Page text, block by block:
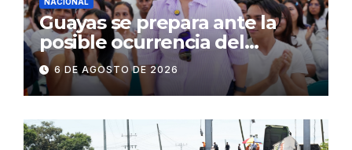
Guayas se prepara ante la
posible ocurrencia del
fenómeno de El Niño:
Gobierno Nacional capacita a
2.500 jóvenes
6 DE AGOSTO DE 2026